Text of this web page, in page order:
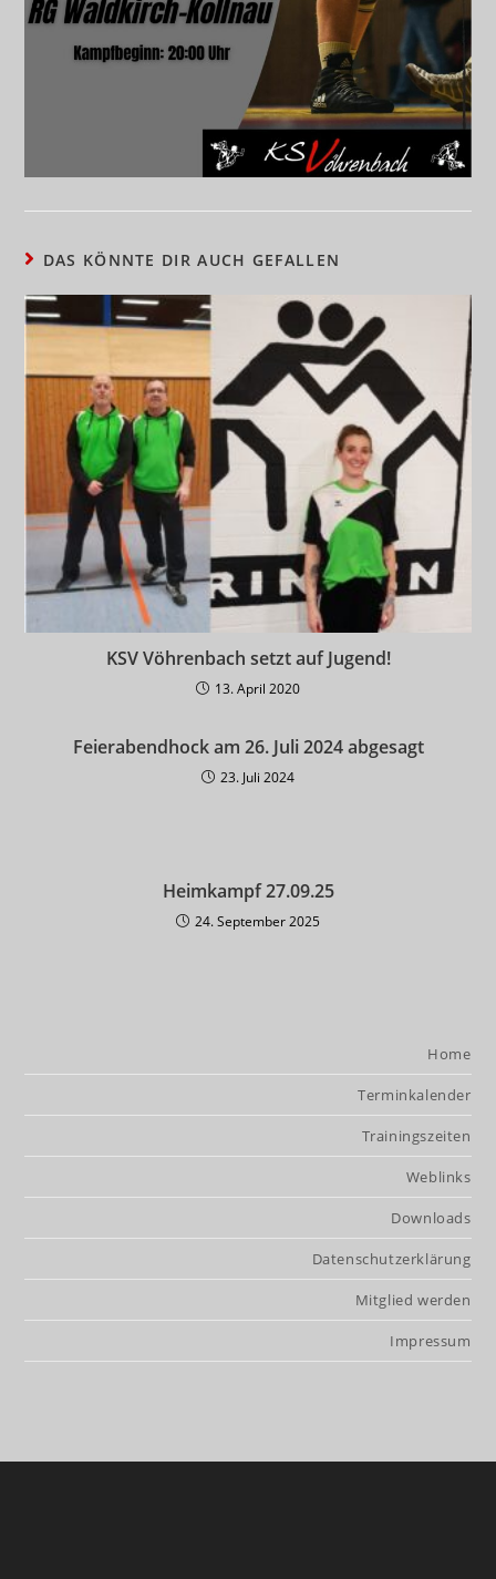
DAS KÖNNTE DIR AUCH GEFALLEN
KSV Vöhrenbach setzt auf Jugend!
13. April 2020
Feierabendhock am 26. Juli 2024 abgesagt
23. Juli 2024
Heimkampf 27.09.25
24. September 2025
Home
Terminkalender
Trainingszeiten
Weblinks
Downloads
Datenschutzerklärung
Mitglied werden
Impressum